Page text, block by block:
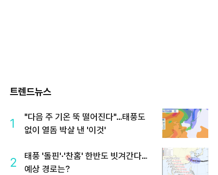
트렌드뉴스
1
"다음 주 기온 뚝 떨어진다"…태풍도
없이 열돔 박살 낸 '이것'
2
태풍 '돌핀'·'찬홈' 한반도 빗겨간다…
예상 경로는?